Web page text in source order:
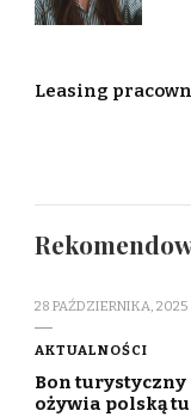
Leasing
28 PAŹDZIERNIKA, 2025
AKTUALNOŚCI
Bon
ożywia polską